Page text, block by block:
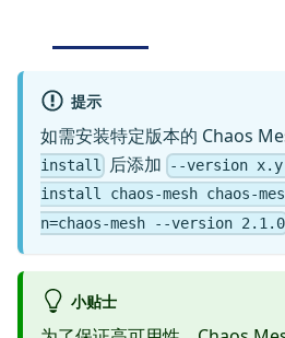
提示
如需安装特定版本的 Chaos
install
后添加 --version
install chaos-mesh chaos-
n=chaos-mesh --version 2.1.0
小贴士